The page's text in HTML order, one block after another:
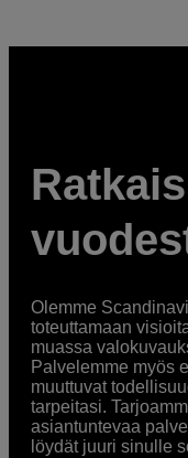
Olemme
toteuttamaan
muassa
Palvelemme myös
muuttuvat
tarpeitasi.
asiantuntevaa
löydät juuri sinulle